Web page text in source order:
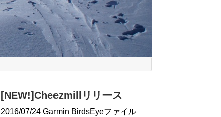
[NEW!]Cheezmillリリース
2016/07/24 Garmin BirdsEyeファイル